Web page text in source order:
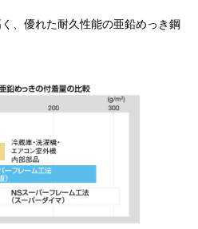
、優れた耐久性能の亜鉛めっき鋼